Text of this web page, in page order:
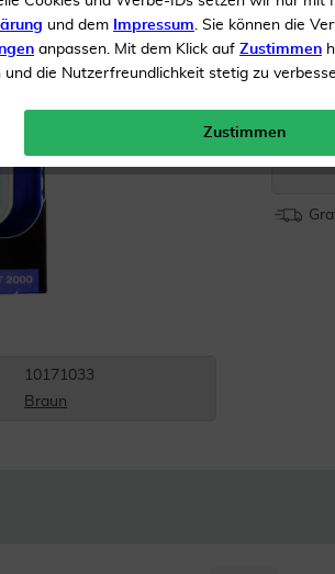
10171033
Braun
und dem Impressum. Sie können die
anpassen. Mit dem Klick auf Zustimmen
und die Nutzerfreundlichkeit stetig zu
Zustimmen